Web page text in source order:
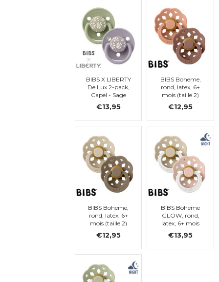
BIBS X LIBERTY
De Lux 2-pack,
Capel - Sage
Mix, one size/TU
€13,95
BIBS Boheme,
rond, latex, 6+
mois (taille 2)
€12,95
BIBS Boheme,
rond, latex, 6+
mois (taille 2)
€12,95
BIBS Boheme
GLOW, rond,
latex, 6+ mois
(taille 2)
€13,95